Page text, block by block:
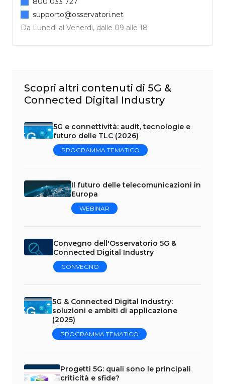
Da Lunedì al Venerdì, dalle 09 alle 18
supporto@osservatori.net
Scopri altri contenuti di 5G &
Connected Digital Industry
5G e connettività: audit, tecnologie e
futuro delle TLC (2026)
PROGRAMMA TEMATICO
Il futuro delle telecomunicazioni in
Europa
WEBINAR
Convegno dell'Osservatorio 5G &
Connected Digital Industry
CONVEGNO
5G & Connected Digital Industry:
soluzioni e ambiti di applicazione
(2025)
PROGRAMMA TEMATICO
Progetti 5G: quali sono le principali
criticità e sfide?